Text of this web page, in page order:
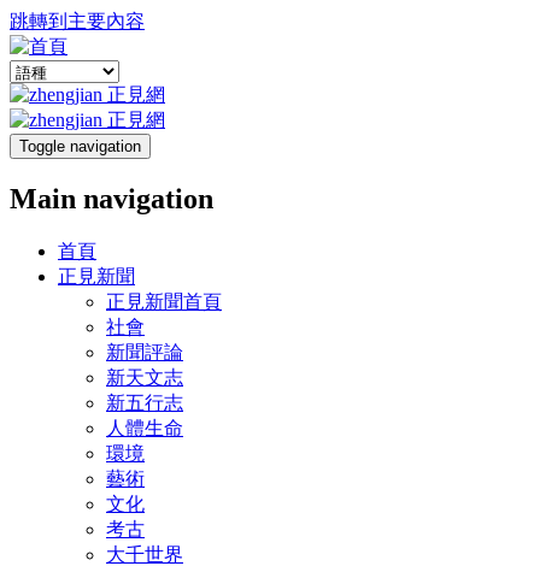
跳轉到主要內容
Toggle navigation
Main navigation
首頁
正見新聞
正見新聞首頁
社會
新聞評論
新天文志
新五行志
人體生命
環境
藝術
文化
考古
大千世界